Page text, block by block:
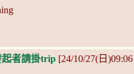
起者請掛trip [24/10/27(日